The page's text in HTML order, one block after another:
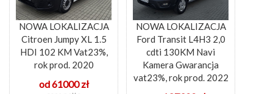
NOWA LOKALIZACJA
Citroen Jumpy XL 1.5
HDI 102 KM Vat23%,
rok prod. 2020
od 61000 zł
NOWA LOKALIZACJA
Ford Transit L4H3 2,0
cdti 130KM Navi
Kamera Gwarancja
vat23%, rok prod. 2022